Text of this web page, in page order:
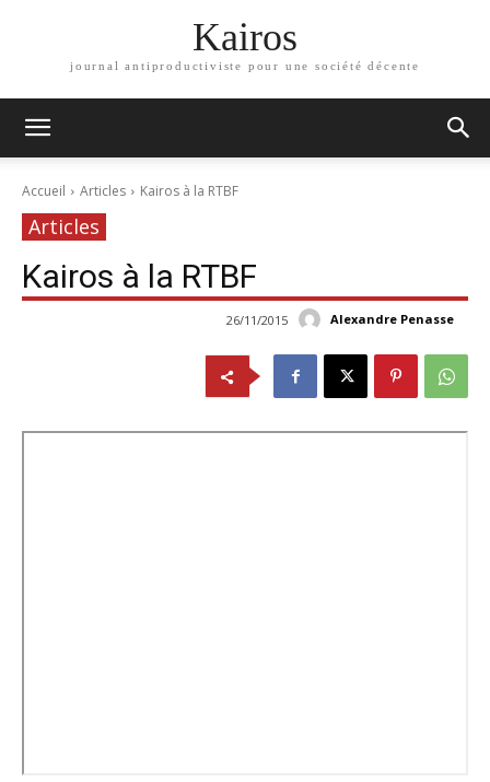
Kairos
journal antiproductiviste pour une société décente
Accueil Articles Kairos à la RTBF
Articles
Kairos à la RTBF
Alexandre Penasse
26/11/2015